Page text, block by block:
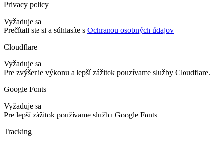
Privacy policy
Vyžaduje sa
Prečítali ste si a súhlasíte s Ochranou osobných údajov
Cloudflare
Vyžaduje sa
Pre zvýšenie výkonu a lepší zážitok pouzívame služby Cloudflare.
Google Fonts
Vyžaduje sa
Pre lepší zážitok používame službu Google Fonts.
Tracking